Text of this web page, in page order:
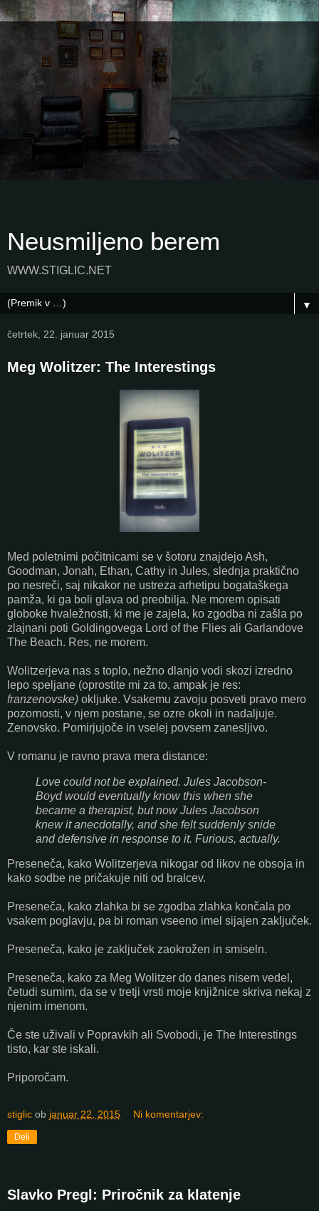
Neusmiljeno berem
WWW.STIGLIC.NET
▼
četrtek, 22. januar 2015
Meg Wolitzer: The Interestings
Med poletnimi počitnicami se v šotoru znajdejo Ash,
Goodman, Jonah, Ethan, Cathy in Jules, slednja praktično
po nesreči, saj nikakor ne ustreza arhetipu bogataškega
pamža, ki ga boli glava od preobilja. Ne morem opisati
globoke hvaležnosti, ki me je zajela, ko zgodba ni zašla po
zlajnani poti Goldingovega Lord of the Flies ali Garlandove
The Beach. Res, ne morem.
Wolitzerjeva nas s toplo, nežno dlanjo vodi skozi izredno
lepo speljane (oprostite mi za to, ampak je res:
franzenovske) okljuke. Vsakemu zavoju posveti pravo mero
pozornosti, v njem postane, se ozre okoli in nadaljuje.
Zenovsko. Pomirjujoče in vselej povsem zanesljivo.
V romanu je ravno prava mera distance:
Love could not be explained. Jules Jacobson-
Boyd would eventually know this when she
became a therapist, but now Jules Jacobson
knew it anecdotally, and she felt suddenly snide
and defensive in response to it. Furious, actually.
Preseneča, kako Wolitzerjeva nikogar od likov ne obsoja in
kako sodbe ne pričakuje niti od bralcev.
Preseneča, kako zlahka bi se zgodba zlahka končala po
vsakem poglavju, pa bi roman vseeno imel sijajen zaključek.
Preseneča, kako je zaključek zaokrožen in smiseln.
Preseneča, kako za Meg Wolitzer do danes nisem vedel,
četudi sumim, da se v tretji vrsti moje knjižnice skriva nekaj z
njenim imenom.
Če ste uživali v Popravkih ali Svobodi, je The Interestings
tisto, kar ste iskali.
Priporočam.
stiglic ob januar 22, 2015 Ni komentarjev:
Deli
Slavko Pregl: Priročnik za klatenje